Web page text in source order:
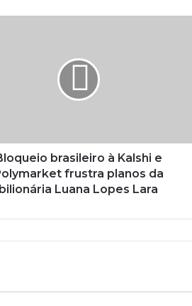
brasileiro à Kalshi e
frustra planos da
bilionária Luana Lopes Lara